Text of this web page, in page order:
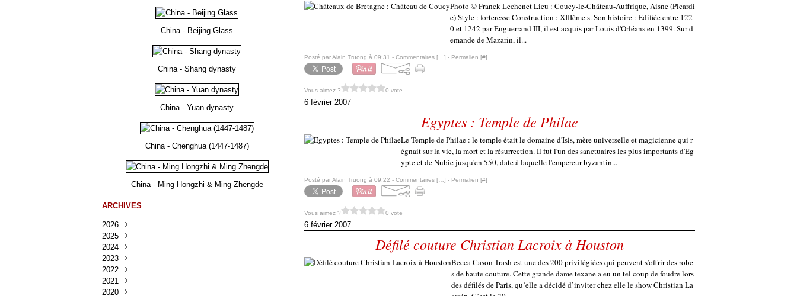
China - Beijing Glass
China - Shang dynasty
China - Yuan dynasty
China - Chenghua (1447-1487)
China - Ming Hongzhi & Ming Zhengde
ARCHIVES
2026
Août
Juillet
Juin
Mai(100)
Avril
Mars
2025
Décembre
Novembre
Octobre
Septembre
Août
2024
Décembre
Novembre
Octobre
Septembre
2023
Décembre
Novembre
Octobre
2022
Décembre
Novembre
2021
Décembre
2020
Photo © Franck Lechenet Lieu : Coucy-le-Château-Auffrique, Aisne (Picardi
e) Style : forteresse Construction : XIIIème s. Son histoire : Edifiée entre 122
0 et 1242 par Enguerrand III, il est acquis par Louis d'Orléans en 1399. Sur d
emande de Mazarin, il...
Posté par Alain Truong à 09:31 - Commentaires [ ] - Permalien [#]
Vous aimez ? 0 vote
6 février 2007
Egyptes : Temple de Philae
Le Temple de Philae : le temple était le domaine d'Isis, mère universelle et magicienne qui r
égnait sur la vie, la mort et la résurrection. Il fut l'un des sanctuaires les plus importants d'Eg
ypte et de Nubie jusqu'en 550, date à laquelle l'empereur byzantin...
Posté par Alain Truong à 09:22 - Commentaires [ ] - Permalien [#]
Vous aimez ? 0 vote
6 février 2007
Défilé couture Christian Lacroix à Houston
Becca Cason Trash est une des 200 privilégiées qui peuvent s’offrir des robe
s de haute couture. Cette grande dame texane a eu un tel coup de foudre lors
des défilés de Paris, qu’elle a décidé d’inviter chez elle le show Christian La